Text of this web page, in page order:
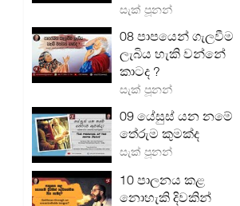
සැක් පූනන්
08 පාපයෙන් ගැලවීම
ලැබිය හැකි වන්නේ
කාටද ?
සැක් පූනන්
09 යේසුස් යන නමේ
තේරුම කුමක්ද
සැක් පූනන්
10 පාලනය කළ
නොහැකි දිවකින්